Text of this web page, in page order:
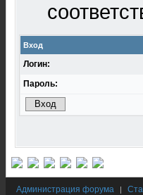
Вход
Логин:
Пароль:
Администрация форума |